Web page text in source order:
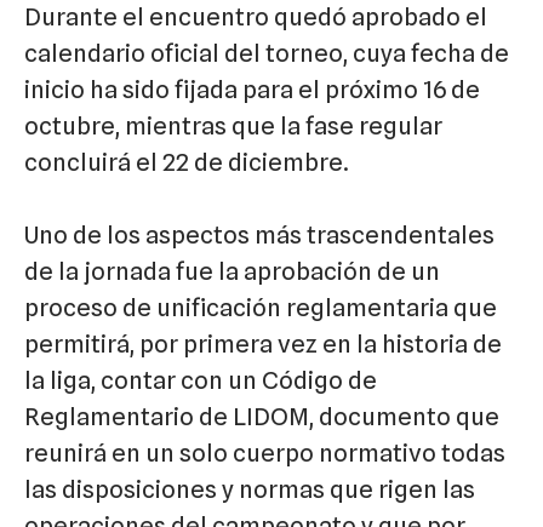
Durante el encuentro quedó aprobado el
calendario oficial del torneo, cuya fecha de
inicio ha sido fijada para el próximo 16 de
octubre, mientras que la fase regular
concluirá el 22 de diciembre.
Uno de los aspectos más trascendentales
de la jornada fue la aprobación de un
proceso de unificación reglamentaria que
permitirá, por primera vez en la historia de
la liga, contar con un Código de
Reglamentario de LIDOM, documento que
reunirá en un solo cuerpo normativo todas
las disposiciones y normas que rigen las